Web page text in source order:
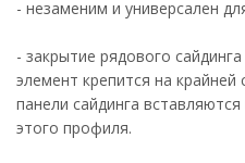
- незаменим и универсален
- закрытие рядового
элемент крепится на
панели сайдинга
этого профиля.